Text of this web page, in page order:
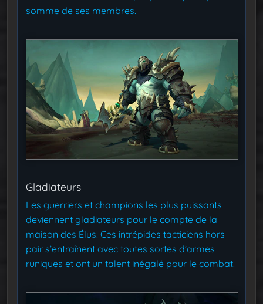
somme de ses membres.
Gladiateurs
Les guerriers et champions les plus puissants
deviennent gladiateurs pour le compte de la
maison des Élus. Ces intrépides tacticiens hors
pair s’entraînent avec toutes sortes d’armes
runiques et ont un talent inégalé pour le combat.